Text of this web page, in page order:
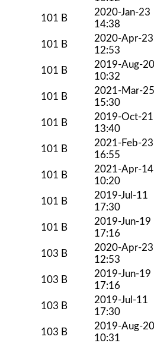
101 B
2020-Jan-23
14:38
101 B
2020-Apr-23
12:53
101 B
2019-Aug-20
10:32
101 B
2021-Mar-25
15:30
101 B
2019-Oct-21
13:40
101 B
2021-Feb-23
16:55
101 B
2021-Apr-14
10:20
101 B
2019-Jul-11
17:30
101 B
2019-Jun-19
17:16
103 B
2020-Apr-23
12:53
103 B
2019-Jun-19
17:16
103 B
2019-Jul-11
17:30
103 B
2019-Aug-20
10:31